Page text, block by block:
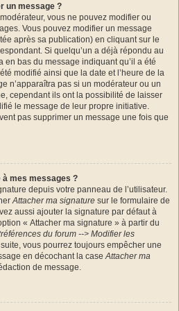
un message ?
vous ne pouvez modifier ou
Vous pouvez modifier un message
après sa publication) en cliquant sur le
Si quelqu’un a déjà répondu au
en bas du message indiquant qu’il a été
modifié ainsi que la date et l’heure de la
n’apparaîtra pas si un modérateur ou un
cependant ils ont la possibilité de laisser
le message de leur propre initiative.
pas supprimer un message une fois que
mes messages ?
depuis votre panneau de l’utilisateur.
Attacher ma signature sur le formulaire de
aussi ajouter la signature par défaut à
« Attacher ma signature » à partir du
du forum --> Modifier les
vous pourrez toujours empêcher une
en décochant la caseAttacher ma
de message.